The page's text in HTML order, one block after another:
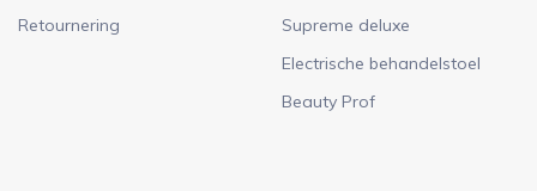
Retournering
Supreme deluxe
Electrische behandelstoel
Beauty Prof